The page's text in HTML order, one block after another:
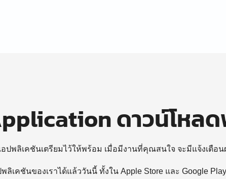
ดาวน์โหล
ปพลิเคชันเตรียมไว้ให้พร้อม เมื่อมีงานที่คุณสนใจ จะมีแจ้งเตือ
ลิเคชันของเราได้แล้ววันนี้ ทั้งใน Apple Store และ Google Play